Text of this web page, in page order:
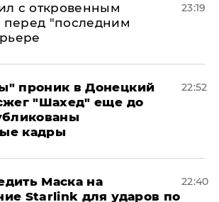
с откровенным
"последним
23:19
проник в Донецкий
"Шахед" еще до
кадры
22:52
Маска на
Starlink для ударов по
22:40